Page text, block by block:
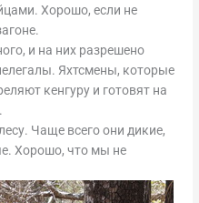
Хорошо, если не
и на них разрешено
Яхтсмены, которые
кенгуру и готовят на
Чаще всего они дикие,
Хорошо, что мы не